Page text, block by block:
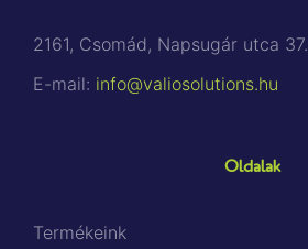
2161, Csomád, Napsugár utca 37.
E-mail: info@valiosolutions.hu
Oldalak
Termékeink